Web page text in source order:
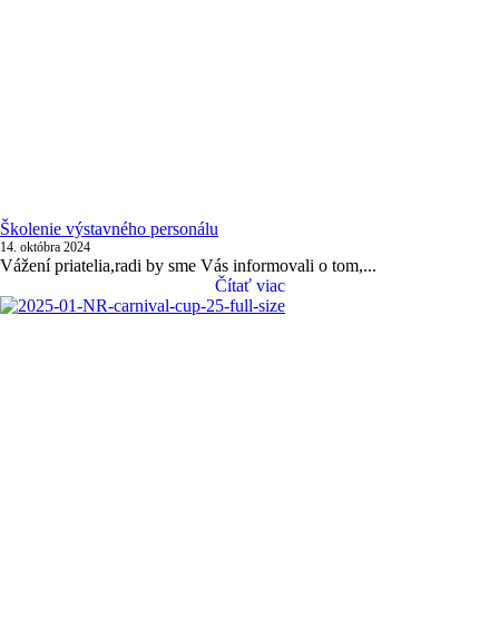
Školenie výstavného personálu
14. októbra 2024
Vážení priatelia,radi by sme Vás informovali o tom,...
Čítať viac